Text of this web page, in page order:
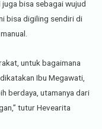
bisa sebagai wujud
bisa digiling sendiri di
untuk bagaimana
Ibu Megawati,
berdaya, utamanya dari
tutur Hevearita